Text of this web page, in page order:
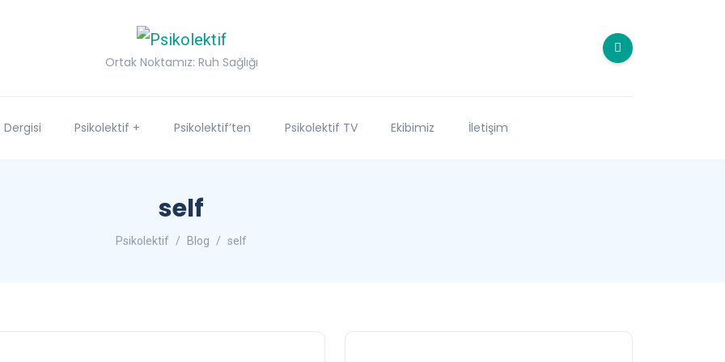
Ortak Noktamız: Ruh Sağlığı
Psikolektif + Psikolektif’ten Psikolektif TV Ekibimiz İletişim
self
Psikolektif Blog self